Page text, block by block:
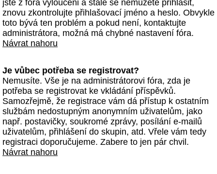
jste z fóra vyloučeni a stále se nemůžete přihlásit,
znovu zkontrolujte přihlašovací jméno a heslo. Obvykle
toto bývá ten problém a pokud není, kontaktujte
administrátora, možná má chybné nastavení fóra.
Návrat nahoru
Je vůbec potřeba se registrovat?
Nemusíte. Vše je na administrátorovi fóra, zda je
potřeba se registrovat ke vkládání příspěvků.
Samozřejmě, že registrace vám dá přístup k ostatním
službám nedostupným anonymním uživatelům, jako
např. postavičky, soukromé zprávy, posílání e-mailů
uživatelům, přihlášení do skupin, atd. Vřele vám tedy
registraci doporučujeme. Zabere to jen pár chvil.
Návrat nahoru